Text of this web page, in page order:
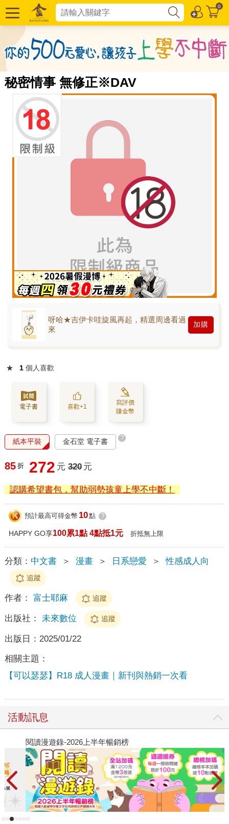
0
秘密情事 無修正※DAV
呀哈★吉伊卡哇旋風再起，精選周邊看過
來
加購
★ 1 個人喜歡
電子書 喜歡+1
寫評價
賺金幣
紙本平裝 金石堂 電子書 ?
85 折 272 元 320 元
認購希望書包，幫助弱勢孩童上學不中斷！
預計最高可得金幣 10點 ?
HAPPY GO享100累1點 4點抵1元 折抵無上限
分類： 中文書 ＞ 漫畫 ＞ 日系戀愛 ＞ 性感成人向
追蹤
作者： 富士耶麻 追蹤
出版社： 未來數位 追蹤
出版日： 2025/01/22
相關主題：
【可以瑟瑟】R18 成人漫畫｜新刊與熱銷一次看
活動訊息
閱讀漫遊錄-2026上半年暢銷榜